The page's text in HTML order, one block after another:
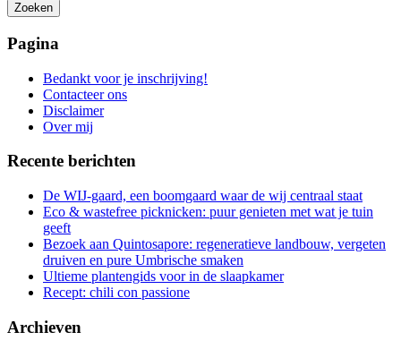
Zoeken
zoeken
Pagina
Bedankt voor je inschrijving!
Contacteer ons
Disclaimer
Over mij
Recente berichten
De WIJ-gaard, een boomgaard waar de wij centraal staat
Eco & wastefree picknicken: puur genieten met wat je tuin
geeft
Bezoek aan Quintosapore: regeneratieve landbouw, vergeten
druiven en pure Umbrische smaken
Ultieme plantengids voor in de slaapkamer
Recept: chili con passione
Archieven